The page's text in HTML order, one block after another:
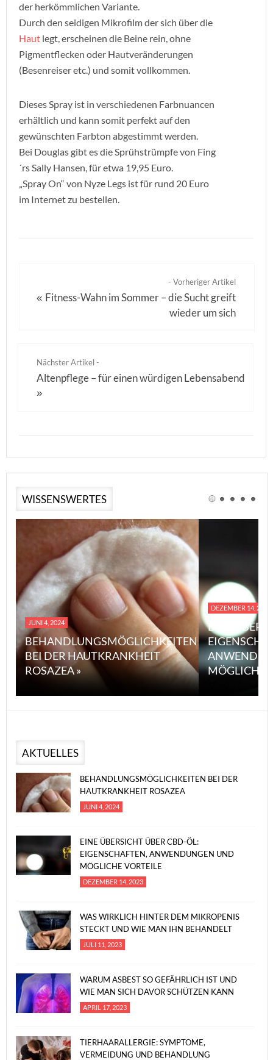
der herkömmlichen Variante.
Durch den seidigen Mikrofilm der sich über die
Haut legt, erscheinen die Beine rein, ohne
Pigmentflecken oder Hautveränderungen
(Besenreiser etc.) und somit vollkommen.
Dieses Spray ist in verschiedenen Farbnuancen
erhältlich und kann somit perfekt auf den
gewünschten Farbton abgestimmt werden.
Bei Douglas gibt es die Sprühstrümpfe von Fing
´rs Sally Hansen, für etwa 19,95 Euro.
„Spray On“ von Nyze Legs ist für rund 20 Euro
im Internet zu bestellen.
- Vorheriger Artikel
« Fitness-Wahn im Sommer – die Sucht greift
wieder um sich
Nächster Artikel -
Altenpflege – für einen würdigen Lebensabend
»
WISSENSWERTES
JUNI 4, 2024
BEHANDLUNGSMÖGLICHKEITEN
BEI DER HAUTKRANKHEIT
ROSAZEA »
DEZEMBER 14, 2023
EINE
MÖGLICHE
AKTUELLES
BEHANDLUNGSMÖGLICHKEITEN BEI DER
HAUTKRANKHEIT ROSAZEA
JUNI 4, 2024
EINE ÜBERSICHT ÜBER CBD-ÖL:
EIGENSCHAFTEN, ANWENDUNGEN UND
MÖGLICHE VORTEILE
DEZEMBER 14, 2023
WAS WIRKLICH HINTER DEM MIKROPENIS
STECKT UND WIE MAN IHN BEHANDELT
JULI 11, 2023
WARUM ASBEST SO GEFÄHRLICH IST UND
WIE MAN SICH DAVOR SCHÜTZEN KANN
APRIL 17, 2023
TIERHAARALLERGIE: SYMPTOME,
VERMEIDUNG UND BEHANDLUNG